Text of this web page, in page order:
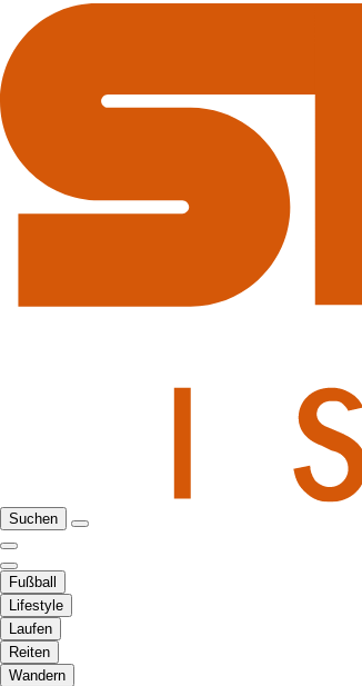
Suchen
Fußball
Lifestyle
Laufen
Reiten
Wandern